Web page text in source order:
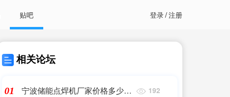
贴吧 登录/注册
相关论坛
01
宁波储能点焊机厂家价格多少
192